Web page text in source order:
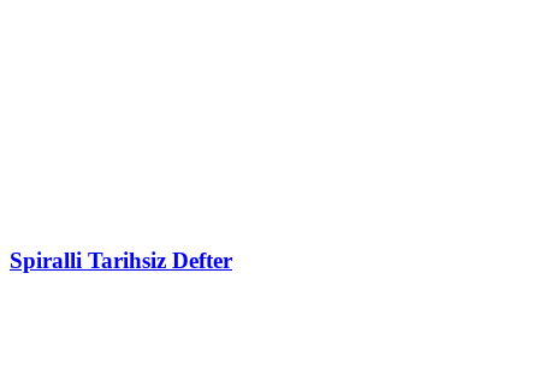
Spiralli Tarihsiz Defter